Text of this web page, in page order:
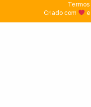
Termos|
Criado com
e